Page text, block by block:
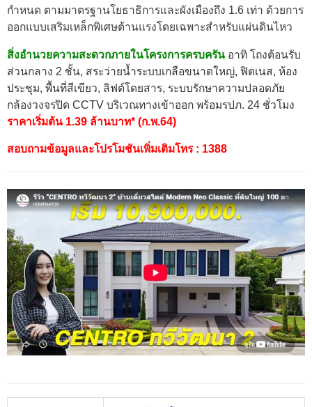
กำหนด ตามมาตรฐานโยธาธิการและผังเมืองถึง 1.6 เท่า ด้วยการ
ออกแบบเสริมเหล็กพิเศษต้านแรงโดยเฉพาะสำหรับแผ่นดินไหว
สิ่งอำนวยความสะดวกภายในโครงการครบครัน อาทิ โถงต้อนรับ
ส่วนกลาง 2 ชั้น, สระว่ายน้ำระบบเกลือขนาดใหญ่, ฟิตเนส, ห้อง
ประชุม, พื้นที่สีเขียว, ลิฟต์โดยสาร, ระบบรักษาความปลอดภัย
กล้องวงจรปิด CCTV บริเวณทางเข้าออก พร้อมรปภ. 24 ชั่วโมง
ราคาเริ่มต้น 1.39 ล้านบาท* (ก.พ.64)
สอบถามข้อมูลและโปรโมชันเพิ่มเติมโทร : 1388